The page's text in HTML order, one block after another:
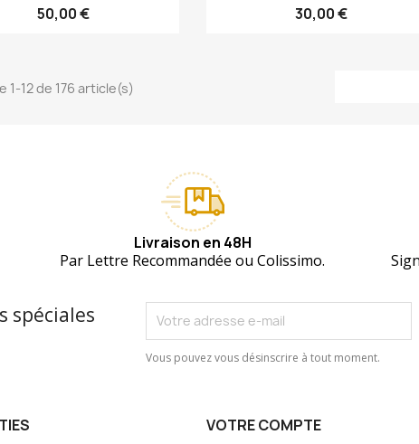
50,00 € 30,00 €
1-12 de 176 article(s)
Livraison en 48H
Par Lettre Recommandée ou Colissimo.
spéciales
Vous pouvez vous désinscrire à tout moment.
VOTRE COMPTE